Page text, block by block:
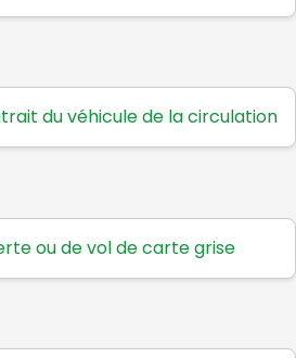
du véhicule de la circulation
ou de vol de carte grise